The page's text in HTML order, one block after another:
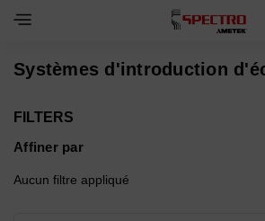
Toggle Navigation Menu
Systèmes d'introduction
FILTERS
Affiner par
Aucun filtre appliqué